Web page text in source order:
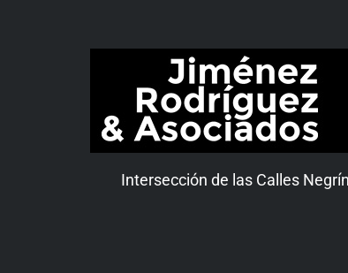
Intersección de las Calles